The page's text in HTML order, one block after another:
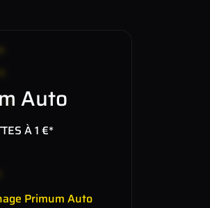
Auto
À 1 €*
Primum Auto